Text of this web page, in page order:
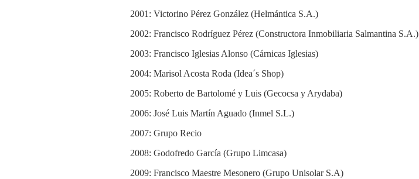
2001: Victorino Pérez González (Helmántica S.A.)
2002: Francisco Rodríguez Pérez (Constructora Inmobiliaria Salmantina S.A.)
2003: Francisco Iglesias Alonso (Cárnicas Iglesias)
2004: Marisol Acosta Roda (Idea´s Shop)
2005: Roberto de Bartolomé y Luis (Gecocsa y Arydaba)
2006: José Luis Martín Aguado (Inmel S.L.)
2007: Grupo Recio
2008: Godofredo García (Grupo Limcasa)
2009: Francisco Maestre Mesonero (Grupo Unisolar S.A)